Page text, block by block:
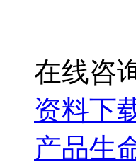
在线咨
资料下
产品生